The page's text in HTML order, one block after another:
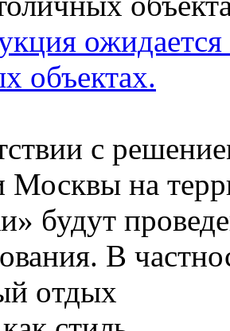
объектах.
с
Москвы на
будут
В